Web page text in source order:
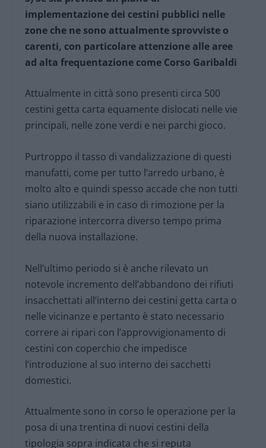
implementazione dei cestini pubblici nelle
zone che ne sono attualmente sprovviste o
carenti, con particolare attenzione alle aree
ad alta frequentazione come Corso Garibaldi
Attualmente in città sono presenti circa 500
cestini getta carta equamente dislocati nelle vie
principali, nelle zone verdi e nei parchi gioco.
Purtroppo il tasso di vandalizzazione di questi
manufatti, come per tutto l’arredo urbano, è
molto alto e quindi spesso accade che non tutti
siano utilizzabili e in caso di rimozione per la
riparazione intercorra diverso tempo prima
della nuova installazione.
Nell’ultimo periodo si è anche rilevato un
notevole incremento dell’abbandono dei rifiuti
insacchettati all’interno dei cestini getta carta o
nelle vicinanze e pertanto è stato necessario
correre ai ripari con l’approvvigionamento di
cestini con coperchio che impedisce
l’introduzione al suo interno dei sacchetti
domestici.
Attualmente sono in corso le operazione per la
posa di una trentina di nuovi cestini della
tipologia sopra indicata che si reputa